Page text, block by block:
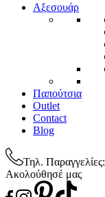
Αξεσουάρ
Παπούτσια
Outlet
Contact
Blog
Τηλ. Παραγγελίες:
Ακολούθησέ μας